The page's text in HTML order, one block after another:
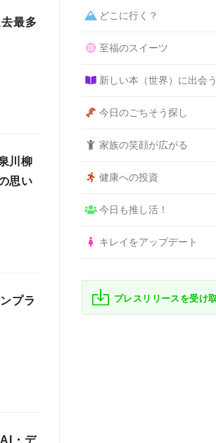
最多
川柳
思い
プラ
・デ
どこに行く？
至福のスイーツ
新しい本（世界）に出会う
今日のごちそう探し
家族の笑顔が広がる
健康への投資
今日も推し活！
キレイをアップデート
プレスリリースを受け